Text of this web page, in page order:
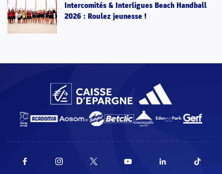
Intercomités & Interligues Beach Handball
2026 : Roulez jeunesse !